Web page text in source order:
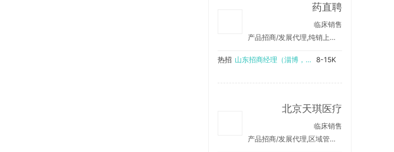
药直聘
临床销售
产品招商/发展代理,纯销上量/销售产品
热招 山东招商经理（淄博，东营，德州，滨州，临沂） 8-15K
北京天琪医疗
临床销售
产品招商/发展代理,区域管理/销售支持